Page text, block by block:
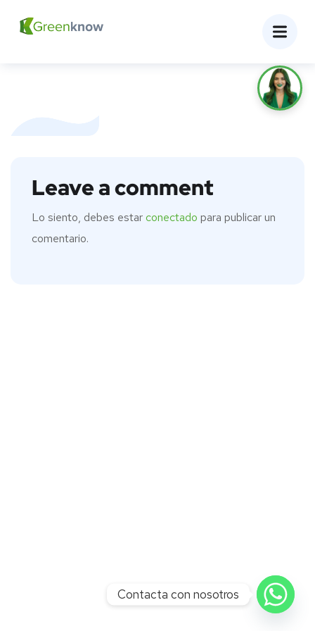
Leave a comment
Lo siento, debes estarconectado para publicar un
comentario.
Contacta con nosotros